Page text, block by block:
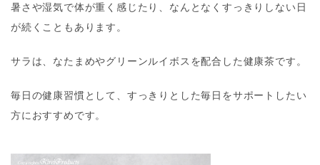
暑さや湿気で体が重く感じたり、なんとなくすっきりしない日
が続くこともあります。
サラ は、なたまめやグリーンルイボスを配合した健康茶です。
毎日の健康習慣として、すっきりとした毎日をサポートしたい
方におすすめです。